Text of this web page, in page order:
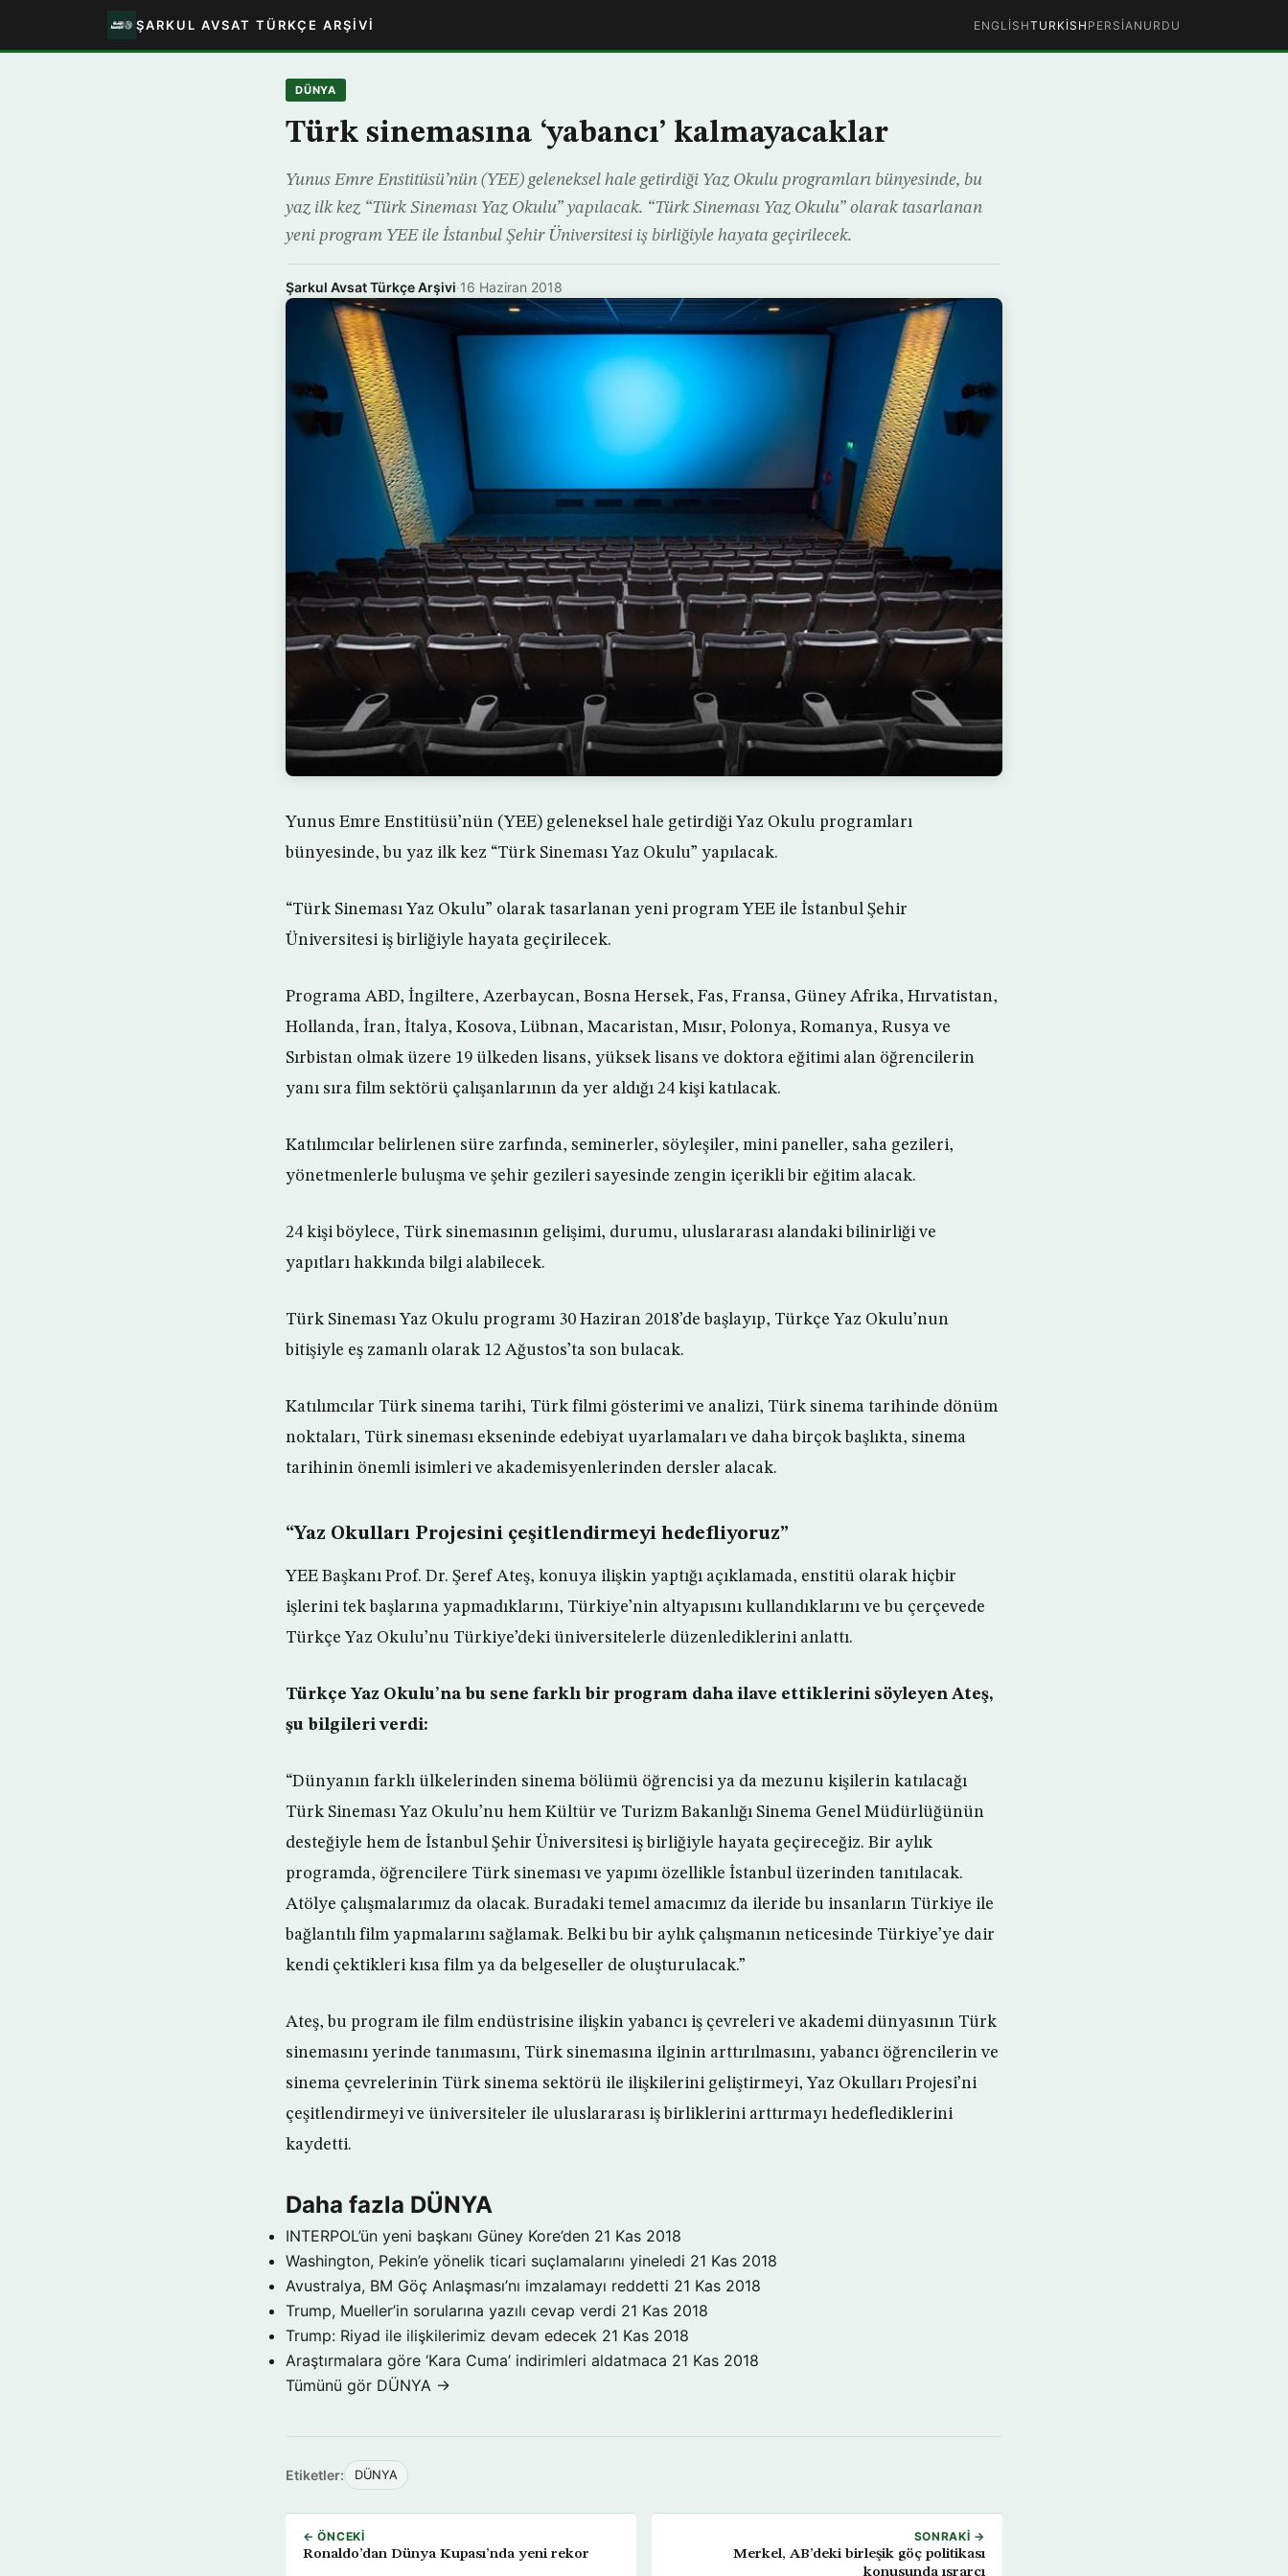
ŞARKUL AVSAT TÜRKÇE ARŞIVI ENGLISHTURKISH PERSIAN URDU
DÜNYA
Türk sinemasına ‘yabancı’ kalmayacaklar
Yunus Emre Enstitüsü’nün (YEE) geleneksel hale getirdiği Yaz Okulu programları bünyesinde, bu
yaz ilk kez “Türk Sineması Yaz Okulu” yapılacak. “Türk Sineması Yaz Okulu” olarak tasarlanan
yeni program YEE ile İstanbul Şehir Üniversitesi iş birliğiyle hayata geçirilecek.
Şarkul Avsat Türkçe Arşivi·16 Haziran 2018
Yunus Emre Enstitüsü’nün (YEE) geleneksel hale getirdiği Yaz Okulu programları
bünyesinde, bu yaz ilk kez “Türk Sineması Yaz Okulu” yapılacak.
“Türk Sineması Yaz Okulu” olarak tasarlanan yeni program YEE ile İstanbul Şehir
Üniversitesi iş birliğiyle hayata geçirilecek.
Programa ABD, İngiltere, Azerbaycan, Bosna Hersek, Fas, Fransa, Güney Afrika, Hırvatistan,
Hollanda, İran, İtalya, Kosova, Lübnan, Macaristan, Mısır, Polonya, Romanya, Rusya ve
Sırbistan olmak üzere 19 ülkeden lisans, yüksek lisans ve doktora eğitimi alan öğrencilerin
yanı sıra film sektörü çalışanlarının da yer aldığı 24 kişi katılacak.
Katılımcılar belirlenen süre zarfında, seminerler, söyleşiler, mini paneller, saha gezileri,
yönetmenlerle buluşma ve şehir gezileri sayesinde zengin içerikli bir eğitim alacak.
24 kişi böylece, Türk sinemasının gelişimi, durumu, uluslararası alandaki bilinirliği ve
yapıtları hakkında bilgi alabilecek.
Türk Sineması Yaz Okulu programı 30 Haziran 2018’de başlayıp, Türkçe Yaz Okulu’nun
bitişiyle eş zamanlı olarak 12 Ağustos’ta son bulacak.
Katılımcılar Türk sinema tarihi, Türk filmi gösterimi ve analizi, Türk sinema tarihinde dönüm
noktaları, Türk sineması ekseninde edebiyat uyarlamaları ve daha birçok başlıkta, sinema
tarihinin önemli isimleri ve akademisyenlerinden dersler alacak.
“Yaz Okulları Projesini çeşitlendirmeyi hedefliyoruz”
YEE Başkanı Prof. Dr. Şeref Ateş, konuya ilişkin yaptığı açıklamada, enstitü olarak hiçbir
işlerini tek başlarına yapmadıklarını, Türkiye’nin altyapısını kullandıklarını ve bu çerçevede
Türkçe Yaz Okulu’nu Türkiye’deki üniversitelerle düzenlediklerini anlattı.
Türkçe Yaz Okulu’na bu sene farklı bir program daha ilave ettiklerini söyleyen Ateş,
şu bilgileri verdi:
“Dünyanın farklı ülkelerinden sinema bölümü öğrencisi ya da mezunu kişilerin katılacağı
Türk Sineması Yaz Okulu’nu hem Kültür ve Turizm Bakanlığı Sinema Genel Müdürlüğünün
desteğiyle hem de İstanbul Şehir Üniversitesi iş birliğiyle hayata geçireceğiz. Bir aylık
programda, öğrencilere Türk sineması ve yapımı özellikle İstanbul üzerinden tanıtılacak.
Atölye çalışmalarımız da olacak. Buradaki temel amacımız da ileride bu insanların Türkiye ile
bağlantılı film yapmalarını sağlamak. Belki bu bir aylık çalışmanın neticesinde Türkiye’ye dair
kendi çektikleri kısa film ya da belgeseller de oluşturulacak.”
Ateş, bu program ile film endüstrisine ilişkin yabancı iş çevreleri ve akademi dünyasının Türk
sinemasını yerinde tanımasını, Türk sinemasına ilginin arttırılmasını, yabancı öğrencilerin ve
sinema çevrelerinin Türk sinema sektörü ile ilişkilerini geliştirmeyi, Yaz Okulları Projesi’ni
çeşitlendirmeyi ve üniversiteler ile uluslararası iş birliklerini arttırmayı hedeflediklerini
kaydetti.
Daha fazla DÜNYA
INTERPOL’ün yeni başkanı Güney Kore’den 21 Kas 2018
Washington, Pekin’e yönelik ticari suçlamalarını yineledi 21 Kas 2018
Avustralya, BM Göç Anlaşması’nı imzalamayı reddetti 21 Kas 2018
Trump, Mueller’in sorularına yazılı cevap verdi 21 Kas 2018
Trump: Riyad ile ilişkilerimiz devam edecek 21 Kas 2018
Araştırmalara göre ‘Kara Cuma’ indirimleri aldatmaca 21 Kas 2018
Tümünü gör DÜNYA →
Etiketler: DÜNYA
← ÖNCEKI
Ronaldo’dan Dünya Kupası’nda yeni rekor
SONRAKI →
Merkel, AB’deki birleşik göç politikası
konusunda ısrarcı